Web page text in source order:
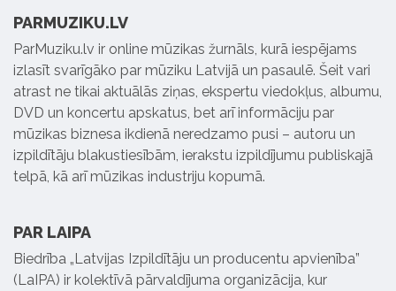
PARMUZIKU.LV
ParMuziku.lv ir online mūzikas žurnāls, kurā iespējams
izlasīt svarīgāko par mūziku Latvijā un pasaulē. Šeit vari
atrast ne tikai aktuālās ziņas, ekspertu viedokļus, albumu,
DVD un koncertu apskatus, bet arī informāciju par
mūzikas biznesa ikdienā neredzamo pusi – autoru un
izpildītāju blakustiesībām, ierakstu izpildījumu publiskajā
telpā, kā arī mūzikas industriju kopumā.
PAR LAIPA
Biedrība „Latvijas Izpildītāju un producentu apvienība”
(LaIPA) ir kolektīvā pārvaldījuma organizācija, kur